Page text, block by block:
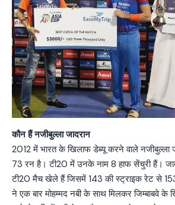
कौन हैं नजीबुल्ला जादरान
2012 में भारत के खिलाफ डेब्यू करने वाले नजीबुल्ला
73 रन है। टी20 में उनके नाम 8 हाफ सेंचुरी हैं।
टी20 मैच खेले हैं जिसमें 143 की स्ट्राइक रेट से
ने एक बार मोहम्मद नबी के साथ मिलकर जिम्बाबवे के